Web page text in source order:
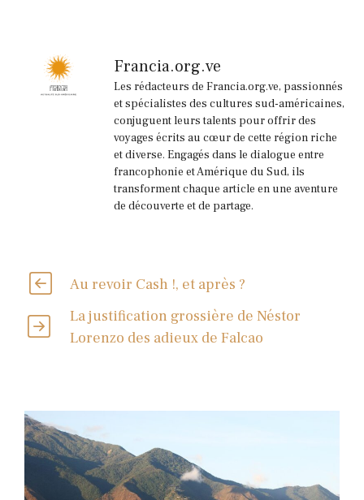
Francia.org.ve
Les rédacteurs de Francia.org.ve, passionnés
et spécialistes des cultures sud-américaines,
conjuguent leurs talents pour offrir des
voyages écrits au cœur de cette région riche
et diverse. Engagés dans le dialogue entre
francophonie et Amérique du Sud, ils
transforment chaque article en une aventure
de découverte et de partage.
Au revoir Cash !, et après ?
La justification grossière de Néstor
Lorenzo des adieux de Falcao